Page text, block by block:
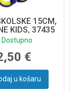
15CM,
KIDS, 37435
KRAUSE
Dostupno
€
u košaru